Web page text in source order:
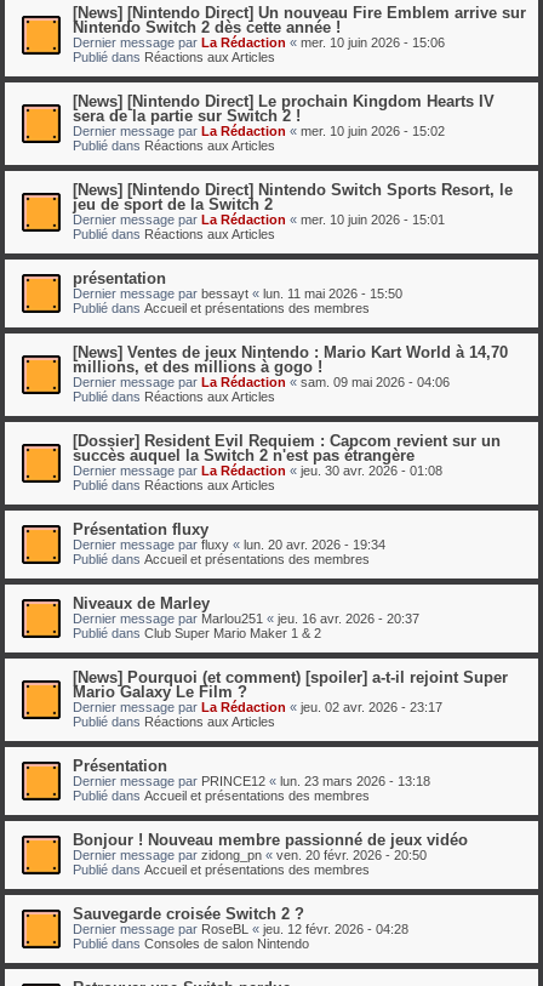
[News] [Nintendo Direct] Un nouveau Fire Emblem arrive sur
Nintendo Switch 2 dès cette année !
Dernier message par La Rédaction « mer. 10 juin 2026 - 15:06
Publié dans Réactions aux Articles
[News] [Nintendo Direct] Le prochain Kingdom Hearts IV
sera de la partie sur Switch 2 !
Dernier message par La Rédaction « mer. 10 juin 2026 - 15:02
Publié dans Réactions aux Articles
[News] [Nintendo Direct] Nintendo Switch Sports Resort, le
jeu de sport de la Switch 2
Dernier message par La Rédaction « mer. 10 juin 2026 - 15:01
Publié dans Réactions aux Articles
présentation
Dernier message par bessayt « lun. 11 mai 2026 - 15:50
Publié dans Accueil et présentations des membres
[News] Ventes de jeux Nintendo : Mario Kart World à 14,70
millions, et des millions à gogo !
Dernier message par La Rédaction « sam. 09 mai 2026 - 04:06
Publié dans Réactions aux Articles
[Dossier] Resident Evil Requiem : Capcom revient sur un
succès auquel la Switch 2 n'est pas étrangère
Dernier message par La Rédaction « jeu. 30 avr. 2026 - 01:08
Publié dans Réactions aux Articles
Présentation fluxy
Dernier message par fluxy « lun. 20 avr. 2026 - 19:34
Publié dans Accueil et présentations des membres
Niveaux de Marley
Dernier message par Marlou251 « jeu. 16 avr. 2026 - 20:37
Publié dans Club Super Mario Maker 1 & 2
[News] Pourquoi (et comment) [spoiler] a-t-il rejoint Super
Mario Galaxy Le Film ?
Dernier message par La Rédaction « jeu. 02 avr. 2026 - 23:17
Publié dans Réactions aux Articles
Présentation
Dernier message par PRINCE12 « lun. 23 mars 2026 - 13:18
Publié dans Accueil et présentations des membres
Bonjour ! Nouveau membre passionné de jeux vidéo
Dernier message par zidong_pn « ven. 20 févr. 2026 - 20:50
Publié dans Accueil et présentations des membres
Sauvegarde croisée Switch 2 ?
Dernier message par RoseBL « jeu. 12 févr. 2026 - 04:28
Publié dans Consoles de salon Nintendo